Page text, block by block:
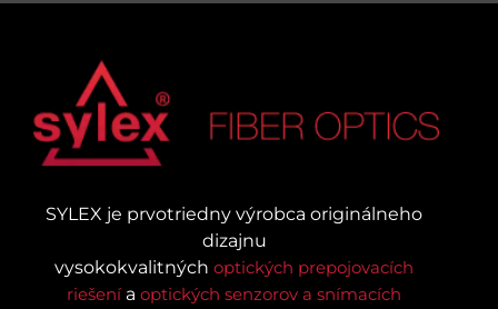
SYLEX je prvotriedny výrobca originálneho
dizajnu
vysokokvalitných optických prepojovacích
riešení a optických senzorov a snímacích